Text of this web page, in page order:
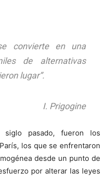
convierte en una
de alternativas
lugar”.
I. Prigogine
pasado, fueron los
los que se enfrentaron
desde un punto de
por alterar las leyes